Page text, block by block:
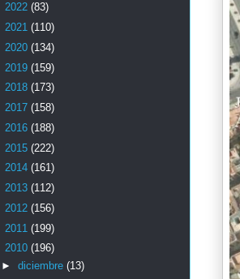
2022 (83)
2021 (110)
2020 (134)
2019 (159)
2018 (173)
2017 (158)
2016 (188)
2015 (222)
2014 (161)
2013 (112)
2012 (156)
2011 (199)
2010 (196)
► diciembre (13)